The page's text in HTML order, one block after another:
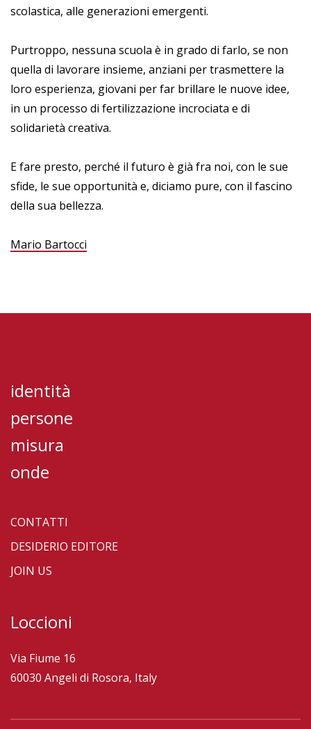
scolastica, alle generazioni emergenti.
Purtroppo, nessuna scuola è in grado di farlo, se non
quella di lavorare insieme, anziani per trasmettere la
loro esperienza, giovani per far brillare le nuove idee,
in un processo di fertilizzazione incrociata e di
solidarietà creativa.
E fare presto, perché il futuro è già fra noi, con le sue
sfide, le sue opportunità e, diciamo pure, con il fascino
della sua bellezza.
Mario Bartocci
identità
persone
misura
onde
CONTATTI
DESIDERIO EDITORE
JOIN US
Loccioni
Via Fiume 16
60030 Angeli di Rosora, Italy